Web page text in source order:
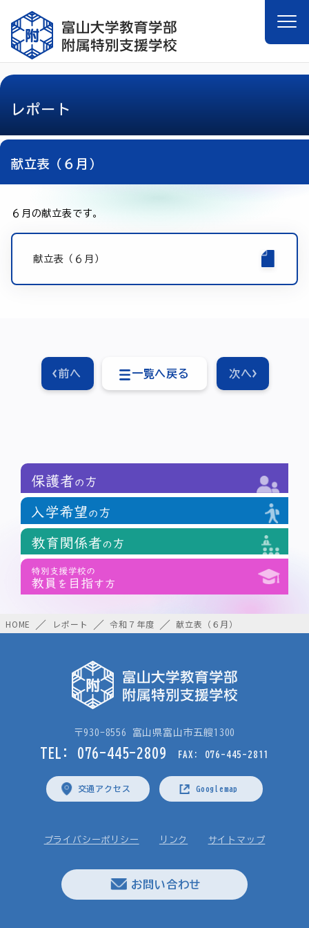
レポート
献立表（６月）
６月の献立表です。
献立表（６月）
一覧へ戻る
前へ 次へ
HOME レポート 令和７年度 献立表（６月）
〒930-8556 富山県富山市五艘1300
TEL: 076-445-2809 FAX: 076-445-2811
交通アクセス Googlemap
プライバシーポリシー リンク サイトマップ
お問い合わせ